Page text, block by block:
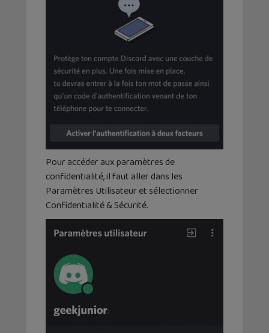
Pour accéder aux paramètres de
confidentialité, il faut aller dans les
Paramètres Utilisateur et sélectionner
Confidentialité & Sécurité.